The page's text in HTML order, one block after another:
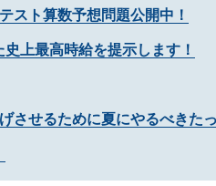
スト算数予想問題公開中！
上最高時給を提示します！
させるために夏にやるべきた